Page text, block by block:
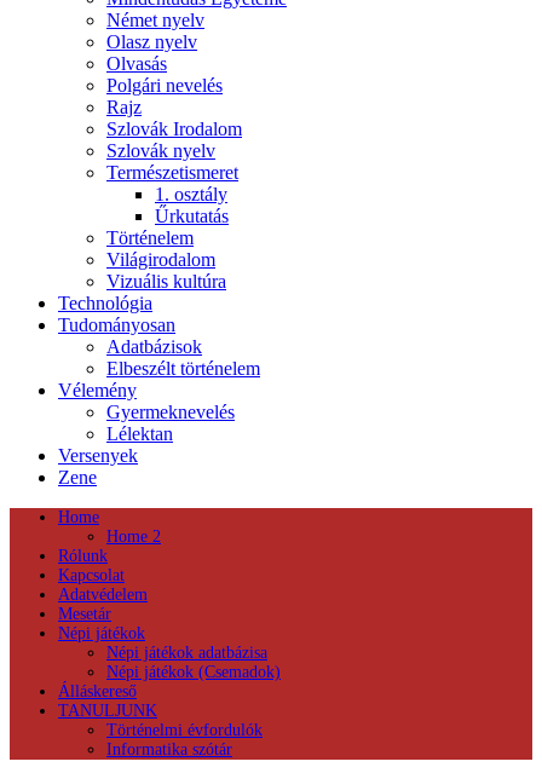
Német nyelv
Olasz nyelv
Olvasás
Polgári nevelés
Rajz
Szlovák Irodalom
Szlovák nyelv
Természetismeret
1. osztály
Űrkutatás
Történelem
Világirodalom
Vizuális kultúra
Technológia
Tudományosan
Adatbázisok
Elbeszélt történelem
Vélemény
Gyermeknevelés
Lélektan
Versenyek
Zene
Home
Home 2
Rólunk
Kapcsolat
Adatvédelem
Mesetár
Népi játékok
Népi játékok adatbázisa
Népi játékok (Csemadok)
Álláskereső
TANULJUNK
Történelmi évfordulók
Informatika szótár